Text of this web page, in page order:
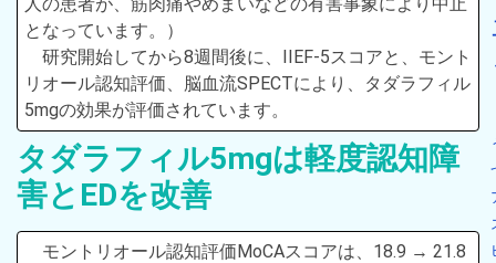
となっています。）
研究開始してから8週間後に、IIEF-5スコアと、モント
リオール認知評価、脳血流SPECTにより、タダラフィル
5mgの効果が評価されています。
タダラフィル5mgは軽度認知障
害とEDを改善
モントリオール認知評価MoCAスコアは、18.9 → 21.8